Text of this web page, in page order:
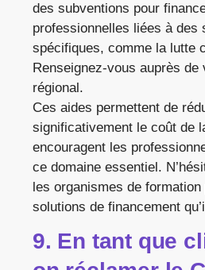
des subventions pour
professionnelles liées à des
spécifiques, comme la lutte
Renseignez-vous auprès de
régional.
Ces aides permettent de
significativement le coût de
encouragent les
ce domaine essentiel.
les organismes de
solutions de financement
9. En tant que